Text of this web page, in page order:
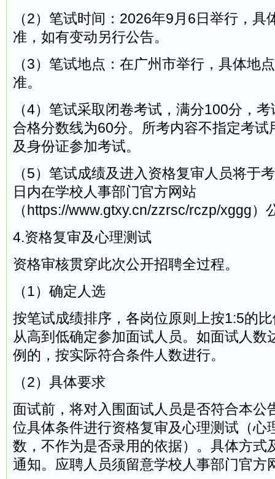
（2）笔试时间：2026年9月6日举行，具
准，如有变动另行公告。
（3）笔试地点：在广州市举行，具体地
准。
（4）笔试采取闭卷考试，满分100分，
合格分数线为60分。所考内容不指定考试
及身份证参加考试。
（5）笔试成绩及进入资格复审人员将于
日内在学校人事部门官方网站
（https://www.gtxy.cn/zzrsc/rczp/xggg）
4.资格复审及心理测试
资格审核贯穿此次公开招聘全过程。
（1）确定人选
按笔试成绩排序，各岗位原则上按1:5的
从高到低确定参加面试人员。如面试人数
例的，按实际符合条件人数进行。
（2）具体要求
面试前，将对入围面试人员是否符合本公
位具体条件进行资格复审及心理测试（心
数，不作为是否录用的依据）。具体方式
通知。应聘人员须留意学校人事部门官方